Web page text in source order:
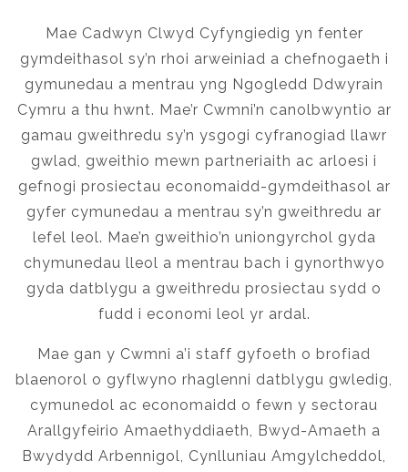
Mae Cadwyn Clwyd Cyfyngiedig yn fenter
gymdeithasol sy’n rhoi arweiniad a chefnogaeth i
gymunedau a mentrau yng Ngogledd Ddwyrain
Cymru a thu hwnt. Mae’r Cwmni’n canolbwyntio ar
gamau gweithredu sy’n ysgogi cyfranogiad llawr
gwlad, gweithio mewn partneriaith ac arloesi i
gefnogi prosiectau economaidd-gymdeithasol ar
gyfer cymunedau a mentrau sy’n gweithredu ar
lefel leol. Mae’n gweithio’n uniongyrchol gyda
chymunedau lleol a mentrau bach i gynorthwyo
gyda datblygu a gweithredu prosiectau sydd o
fudd i economi leol yr ardal.
Mae gan y Cwmni a’i staff gyfoeth o brofiad
blaenorol o gyflwyno rhaglenni datblygu gwledig,
cymunedol ac economaidd o fewn y sectorau
Arallgyfeirio Amaethyddiaeth, Bwyd-Amaeth a
Bwydydd Arbennigol, Cynlluniau Amgylcheddol,